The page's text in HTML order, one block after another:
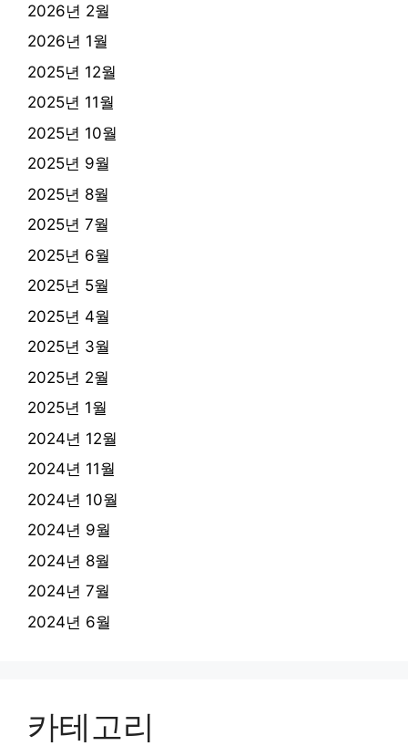
2026년 2월
2026년 1월
2025년 12월
2025년 11월
2025년 10월
2025년 9월
2025년 8월
2025년 7월
2025년 6월
2025년 5월
2025년 4월
2025년 3월
2025년 2월
2025년 1월
2024년 12월
2024년 11월
2024년 10월
2024년 9월
2024년 8월
2024년 7월
2024년 6월
카테고리